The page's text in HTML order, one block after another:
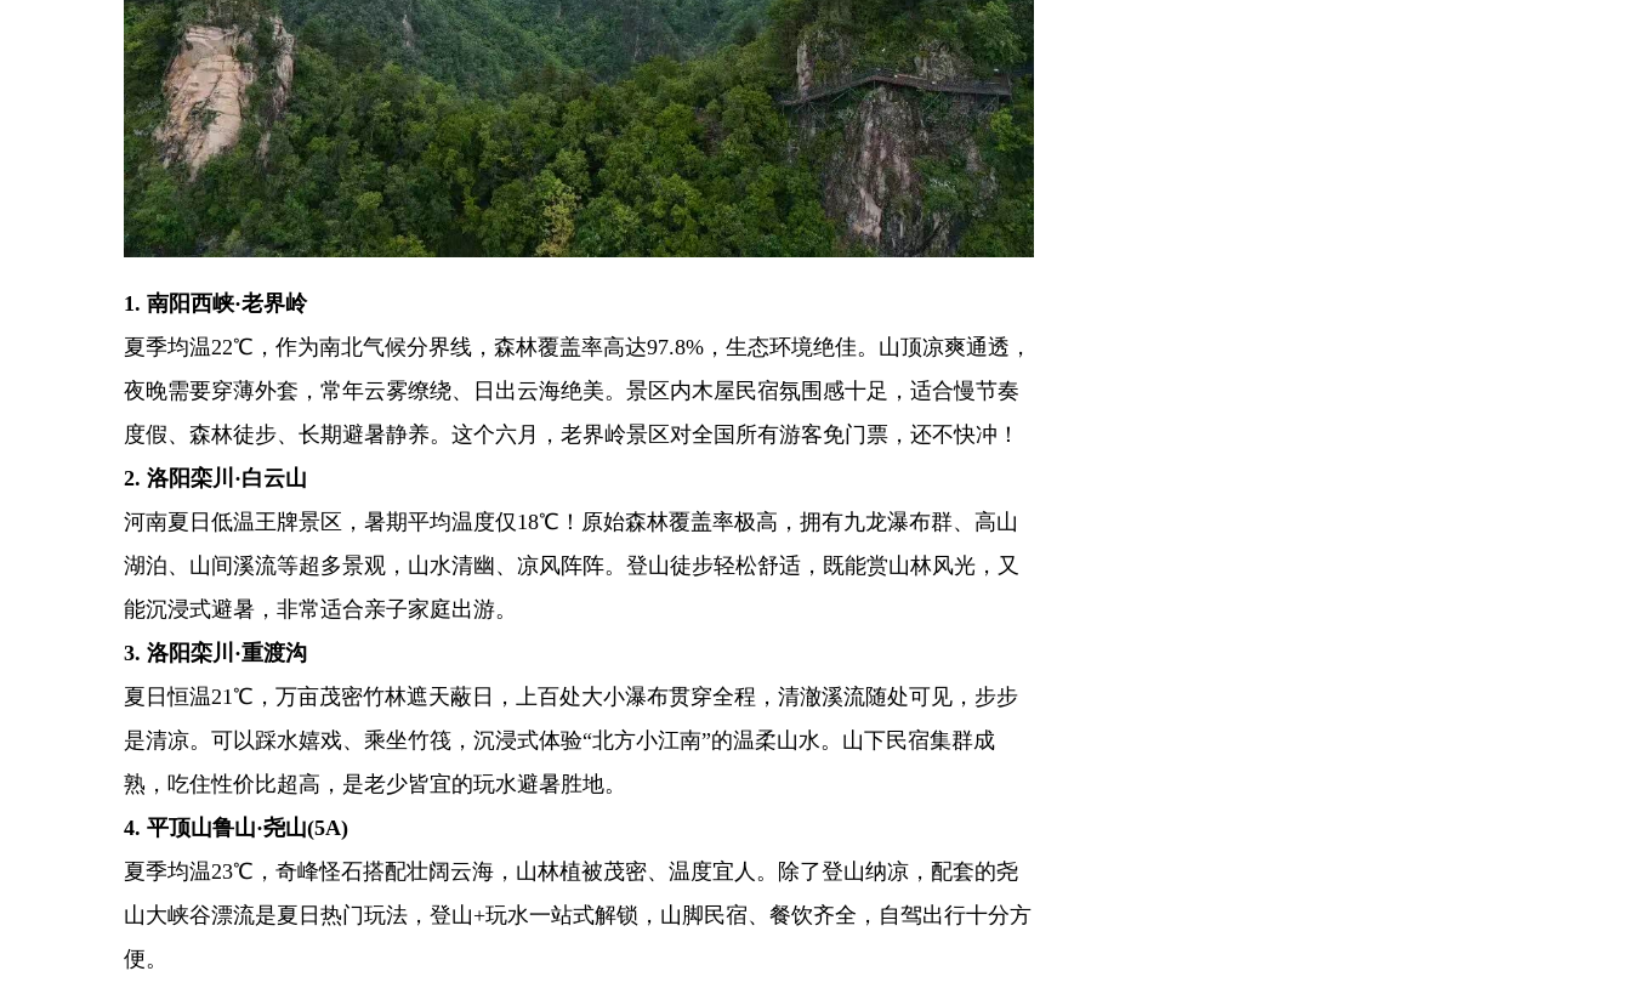
1. 南阳西峡·老界岭
夏季均温22℃，作为南北气候分界线，森林覆盖率高达97.8%，生态环境绝佳。山顶凉爽通透，
夜晚需要穿薄外套，常年云雾缭绕、日出云海绝美。景区内木屋民宿氛围感十足，适合慢节奏
度假、森林徒步、长期避暑静养。这个六月，老界岭景区对全国所有游客免门票，还不快冲！
2. 洛阳栾川·白云山
河南夏日低温王牌景区，暑期平均温度仅18℃！原始森林覆盖率极高，拥有九龙瀑布群、高山
湖泊、山间溪流等超多景观，山水清幽、凉风阵阵。登山徒步轻松舒适，既能赏山林风光，又
能沉浸式避暑，非常适合亲子家庭出游。
3. 洛阳栾川·重渡沟
夏日恒温21℃，万亩茂密竹林遮天蔽日，上百处大小瀑布贯穿全程，清澈溪流随处可见，步步
是清凉。可以踩水嬉戏、乘坐竹筏，沉浸式体验“北方小江南”的温柔山水。山下民宿集群成
熟，吃住性价比超高，是老少皆宜的玩水避暑胜地。
4. 平顶山鲁山·尧山(5A)
夏季均温23℃，奇峰怪石搭配壮阔云海，山林植被茂密、温度宜人。除了登山纳凉，配套的尧
山大峡谷漂流是夏日热门玩法，登山+玩水一站式解锁，山脚民宿、餐饮齐全，自驾出行十分方
便。